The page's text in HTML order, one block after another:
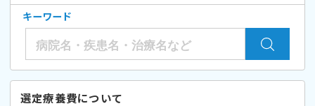
キーワード
選定療養費について